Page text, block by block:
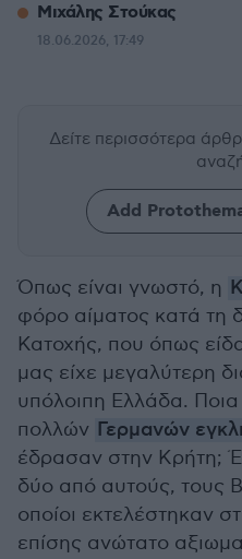
Μιχάλης Στούκας
18.06.2026, 17:49
Δείτε περισσότερα
Add
Όπως είναι γνωστό, η
φόρο αίματος κατά τη
Κατοχής, που όπως
μας είχε μεγαλύτερη
υπόλοιπη Ελλάδα.
πολλών Γερμανών
έδρασαν στην Κρήτη;
δύο από αυτούς, τους
οποίοι εκτελέστηκαν
επίσης ανώτατο